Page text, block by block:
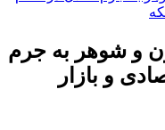
و شوهر به جرم
و بازار